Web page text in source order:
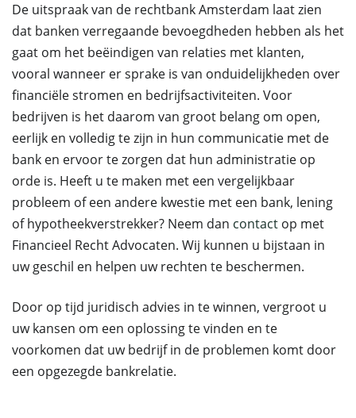
De uitspraak van de rechtbank Amsterdam laat zien
dat banken verregaande bevoegdheden hebben als het
gaat om het beëindigen van relaties met klanten,
vooral wanneer er sprake is van onduidelijkheden over
financiële stromen en bedrijfsactiviteiten. Voor
bedrijven is het daarom van groot belang om open,
eerlijk en volledig te zijn in hun communicatie met de
bank en ervoor te zorgen dat hun administratie op
orde is. Heeft u te maken met een vergelijkbaar
probleem of een andere kwestie met een bank, lening
of hypotheekverstrekker? Neem dan contact op met
Financieel Recht Advocaten. Wij kunnen u bijstaan in
uw geschil en helpen uw rechten te beschermen.
Door op tijd juridisch advies in te winnen, vergroot u
uw kansen om een oplossing te vinden en te
voorkomen dat uw bedrijf in de problemen komt door
een opgezegde bankrelatie.